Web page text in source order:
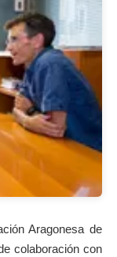
Aragonesa de
colaboración con